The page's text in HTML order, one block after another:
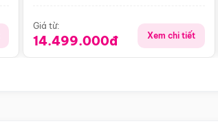
Giá từ:
14.499.000đ Xem chi tiết